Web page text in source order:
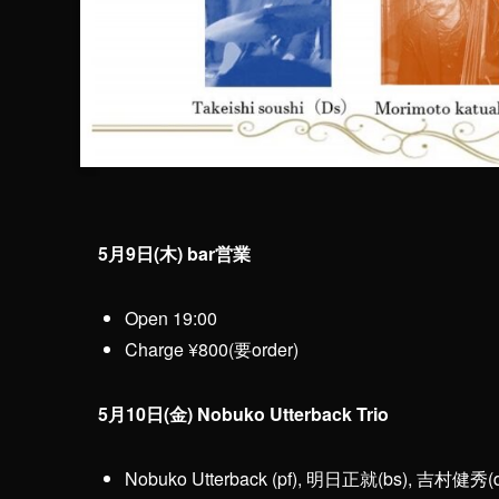
5月9日(木) bar営業
Open 19:00
Charge ¥800(要order)
5月10日(金) Nobuko Utterback Trio
Nobuko Utterback (pf), 明日正就(bs), 吉村健秀